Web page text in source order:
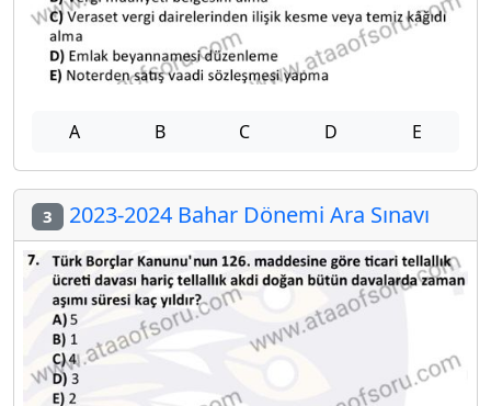
A B C D E
3 2023-2024 Bahar Dönemi Ara Sınavı